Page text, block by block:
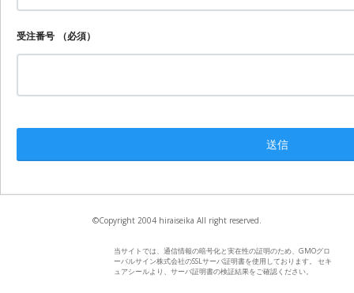
受注番号 （必須）
©Copyright 2004 hiraiseika All right reserved.
当サイトでは、通信情報の暗号化と実在性の証明のため、GMOグロ
ーバルサイン株式会社のSSLサーバ証明書を使用しております。 セキ
ュアシールより、サーバ証明書の検証結果をご確認ください。